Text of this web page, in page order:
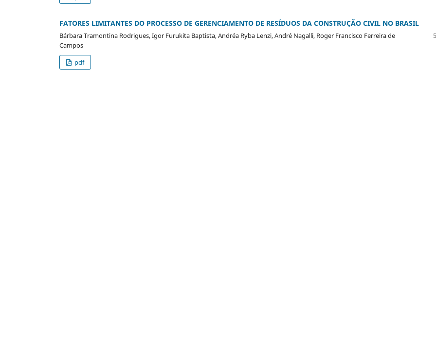
FATORES LIMITANTES DO PROCESSO DE GERENCIAMENTO DE RESÍDUOS DA CONSTRUÇÃO CIVIL NO BRASIL
Bárbara Tramontina Rodrigues, Igor Furukita Baptista, Andréa Ryba Lenzi, André Nagalli, Roger Francisco Ferreira de
Campos
pdf